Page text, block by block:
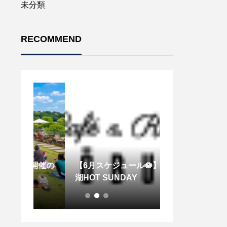
未分類
RECOMMEND
【6月スケジュール🪷】千波
湖HOT SUNDAY